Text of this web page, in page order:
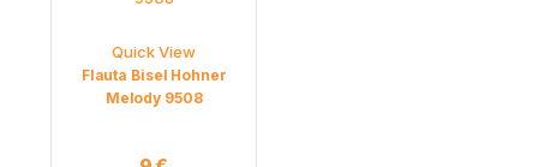
Quick View
Flauta Bisel Hohner
Melody 9508